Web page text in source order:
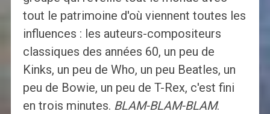
tout le patrimoine d'où viennent toutes les
influences : les auteurs-compositeurs
classiques des années 60, un peu de
Kinks, un peu de Who, un peu Beatles, un
peu de Bowie, un peu de T-Rex, c'est fini
en trois minutes. BLAM-BLAM-BLAM.